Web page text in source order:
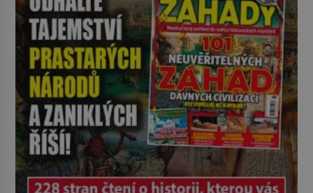
byl jen životem unavený a drogou
ovládaný muž? Marcus Aurelius byl
zastáncem stoicismu, učení, […]